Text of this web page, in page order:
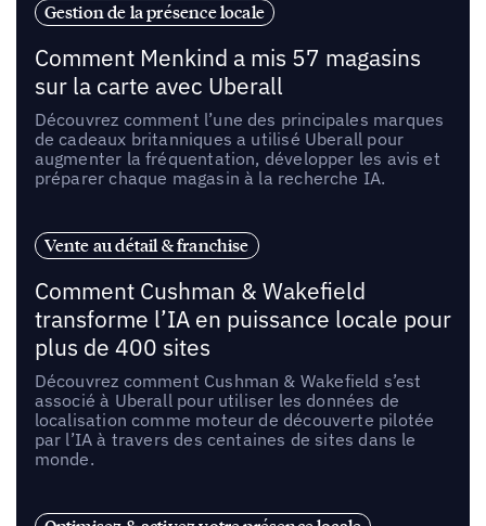
Gestion de la présence locale
Comment Menkind a mis 57 magasins
sur la carte avec Uberall
Découvrez comment l’une des principales marques
de cadeaux britanniques a utilisé Uberall pour
augmenter la fréquentation, développer les avis et
préparer chaque magasin à la recherche IA.
Vente au détail & franchise
Comment Cushman & Wakefield
transforme l’IA en puissance locale pour
plus de 400 sites
Découvrez comment Cushman & Wakefield s’est
associé à Uberall pour utiliser les données de
localisation comme moteur de découverte pilotée
par l’IA à travers des centaines de sites dans le
monde.